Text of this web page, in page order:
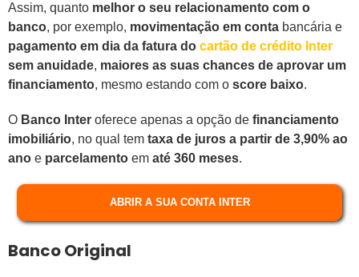
Assim, quanto melhor o seu relacionamento com o
banco, por exemplo, movimentação em conta bancária e
pagamento em dia da fatura do cartão de crédito Inter
sem anuidade, maiores as suas chances de aprovar um
financiamento, mesmo estando com o score baixo.
O Banco Inter oferece apenas a opção de financiamento
imobiliário, no qual tem taxa de juros a partir de 3,90% ao
ano e parcelamento em até 360 meses.
ABRIR A SUA CONTA INTER
Banco Original